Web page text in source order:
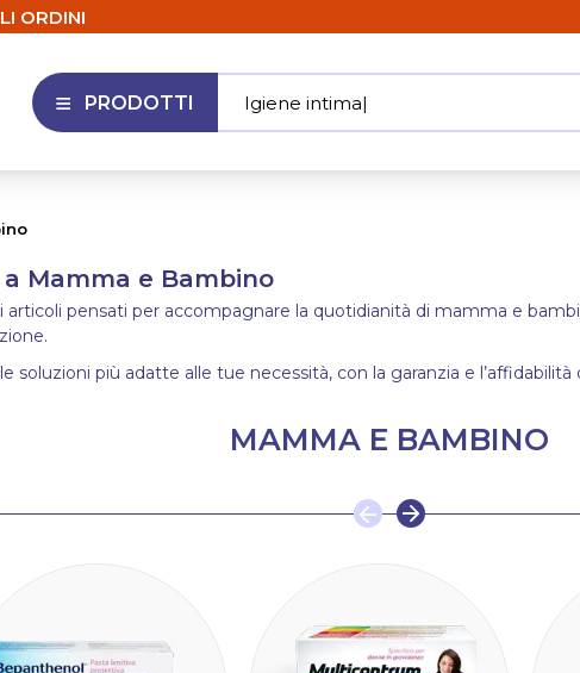
ORDINI
APRI MENU
PRODOTTI Igiene intima|
Mamma e Bambino
articoli pensati per accompagnare la quotidianità di mamma e
soluzioni più adatte alle tue necessità, con la garanzia e l’affidabilità
MAMMA E BAMBINO